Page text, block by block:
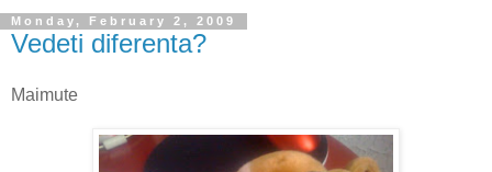
Monday, February 2, 2009
Vedeti diferenta?
Maimute